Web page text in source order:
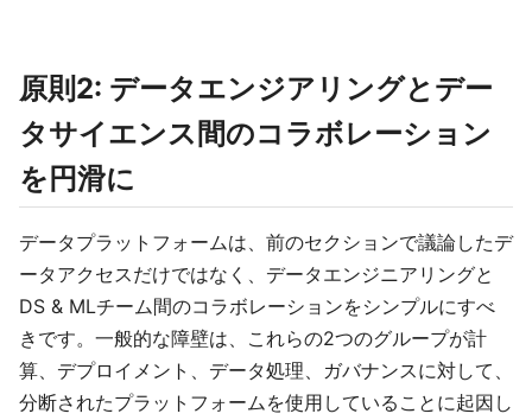
原則2: データエンジアリングとデー
タサイエンス間のコラボレーション
を円滑に
データプラットフォームは、前のセクションで議論したデ
ータアクセスだけではなく、データエンジニアリングと
DS & MLチーム間のコラボレーションをシンプルにすべ
きです。一般的な障壁は、これらの2つのグループが計
算、デプロイメント、データ処理、ガバナンスに対して、
分断されたプラットフォームを使用していることに起因し